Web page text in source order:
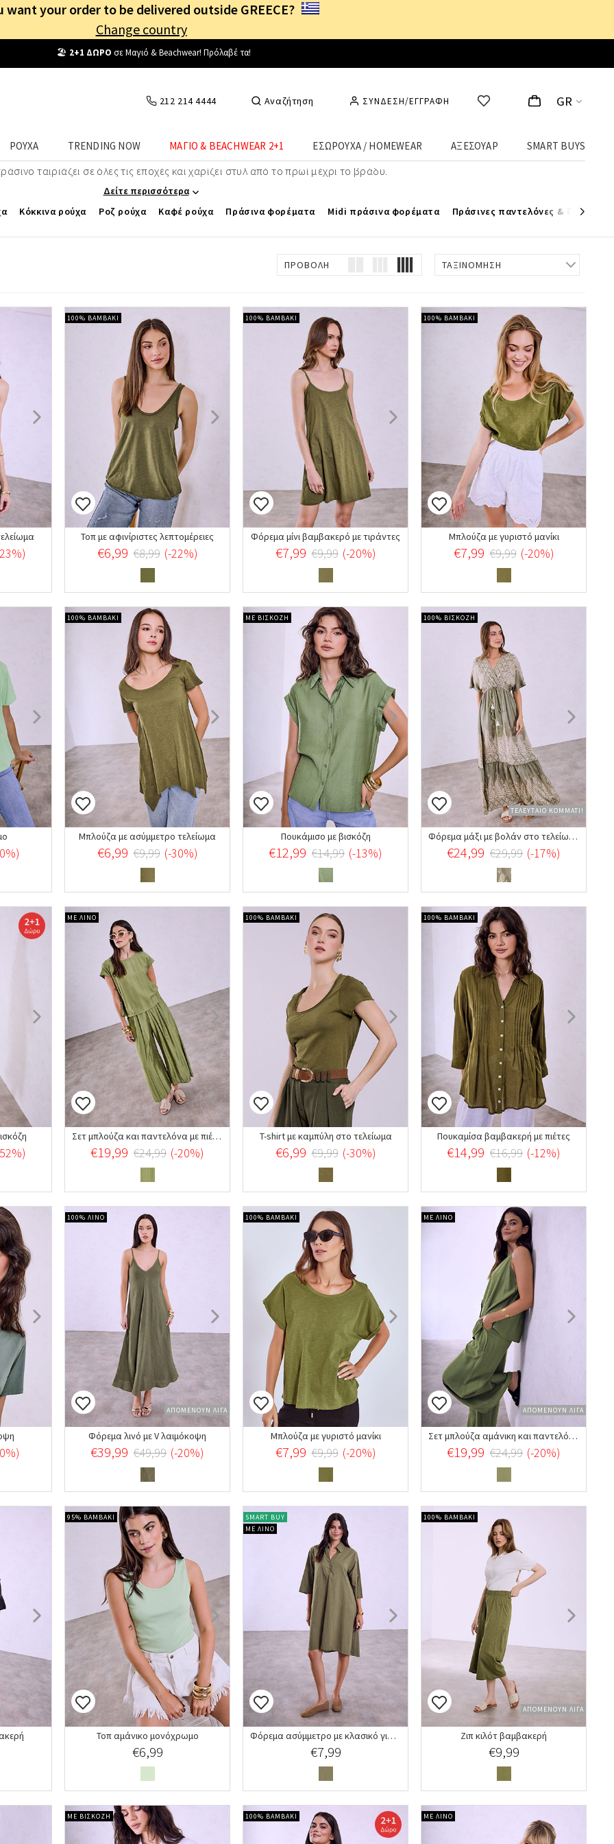
want your order to be delivered outside GREECE?
Change country
Δωρεάν Μεταφορικά από25€! Συνδέσου κι επωφελήσου
212 214 4444 Αναζήτηση ΣΥΝΔΕΣΗ/ΕΓΓΡΑΦΗ GR
ΡΟΥΧΑ TRENDING NOW ΜΑΓΙΟ & BEACHWEAR 2+1 ΕΣΩΡΟΥΧΑ / HOMEWEAR ΑΞΕΣΟΥΑΡ SMART BUYS
Γυναικεία Πράσινα Ρούχα
που προσθέτουν φρεσκάδα και ζωντάνια σε κάθε εμφάνιση! Από μπλούζες και φορέματα μέχρι παντελόνια και
ταιριάζει σε όλες τις εποχές και χαρίζει στυλ από το πρωί μέχρι το βράδυ.
Δείτε περισσότερα
Κόκκινα ρούχα Ροζ ρούχα Καφέ ρούχα Πράσινα φορέματα Midi πράσινα φορέματα Πράσινες παντελόνες & ζιπ κιλότ
ΠΡΟΒΟΛΗ ΤΑΞΙΝΟΜΗΣΗ
100% ΒΑΜΒΑΚΙ
Τοπ με αφινίριστες λεπτομέρειες
€6,99 €8,99 (-22%)
100% ΒΑΜΒΑΚΙ
Φόρεμα μίνι βαμβακερό με τιράντες
€7,99 €9,99 (-20%)
100% ΒΑΜΒΑΚΙ
Μπλούζα με γυριστό μανίκι
€7,99 €9,99 (-20%)
100% ΒΑΜΒΑΚΙ
Μπλούζα με ασύμμετρο τελείωμα
€6,99 €9,99 (-30%)
ΜΕ ΒΙΣΚΟΖΗ
Πουκάμισο με βισκόζη
€12,99 €14,99 (-13%)
100% ΒΙΣΚΟΖΗ
ΤΕΛΕΥΤΑΙΟ ΚΟΜΜΑΤΙ!
Φόρεμα μάξι με βολάν στο τελείωμα
€24,99 €29,99 (-17%)
ΜΕ ΛΙΝΟ
Σετ μπλούζα και παντελόνα με πιέτες
€19,99 €24,99 (-20%)
100% ΒΑΜΒΑΚΙ
T-shirt με καμπύλη στο τελείωμα
€6,99 €9,99 (-30%)
100% ΒΑΜΒΑΚΙ
Πουκαμίσα βαμβακερή με πιέτες
€14,99 €16,99 (-12%)
100% ΛΙΝΟ
ΑΠΟΜΕΝΟΥΝ ΛΙΓΑ
Φόρεμα λινό με V λαιμόκοψη
€39,99 €49,99 (-20%)
100% ΒΑΜΒΑΚΙ
Μπλούζα με γυριστό μανίκι
€7,99 €9,99 (-20%)
ΜΕ ΛΙΝΟ
ΑΠΟΜΕΝΟΥΝ ΛΙΓΑ
Σετ μπλούζα αμάνικη και παντελόνα
€19,99 €24,99 (-20%)
95% ΒΑΜΒΑΚΙ
Τοπ αμάνικο μονόχρωμο
€6,99
SMART BUY
ΜΕ ΛΙΝΟ
Φόρεμα ασύμμετρο με κλασικό γιακά
€7,99
100% ΒΑΜΒΑΚΙ
ΑΠΟΜΕΝΟΥΝ ΛΙΓΑ
Ζιπ κιλότ βαμβακερή
€9,99
ΜΕ ΒΙΣΚΟΖΗ 100% ΒΑΜΒΑΚΙ ΜΕ ΛΙΝΟ